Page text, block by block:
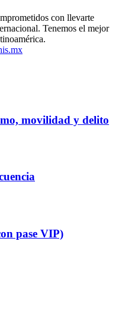
con llevarte
Tenemos el mejor
movilidad y delito
pase VIP)